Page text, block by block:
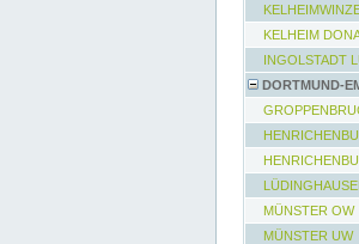
KELHEIM
INGOLSTADT
DORTMUND-
MÜNSTER OW
MÜNSTER UW